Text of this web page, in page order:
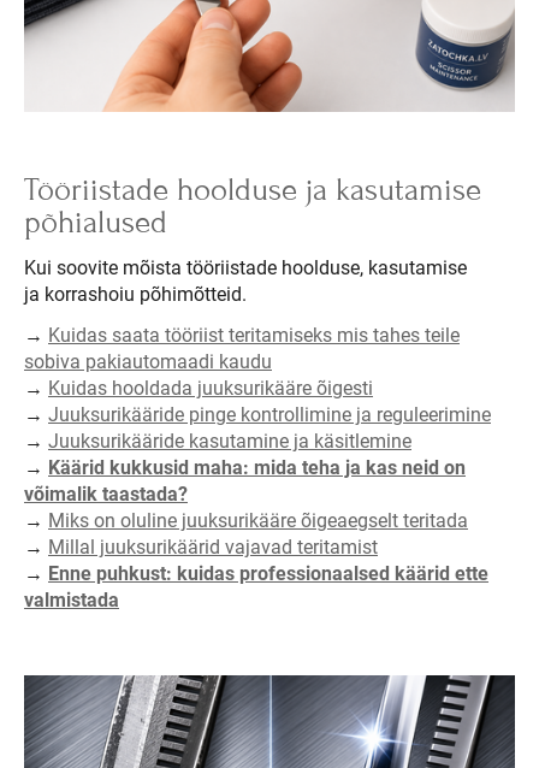
Tööriistade hoolduse ja kasutamise
põhialused
Kui soovite mõista tööriistade hoolduse, kasutamise
ja korrashoiu põhimõtteid.
→ Kuidas saata tööriist teritamiseks mis tahes teile
sobiva pakiautomaadi kaudu
→ Kuidas hooldada juuksurikääre õigesti
→ Juuksurikääride pinge kontrollimine ja reguleerimine
→ Juuksurikääride kasutamine ja käsitlemine
→ Käärid kukkusid maha: mida teha ja kas neid on
võimalik taastada?
→ Miks on oluline juuksurikääre õigeaegselt teritada
→ Millal juuksurikäärid vajavad teritamist
→ Enne puhkust: kuidas professionaalsed käärid ette
valmistada